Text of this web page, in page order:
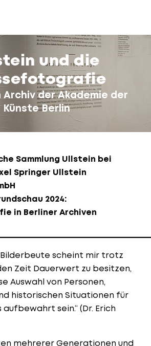
und die
Archiv der Akademie der
Künste Berlin
Sammlung Ullstein bei
Springer Ullstein
2024:
in Berliner Archiven
Bilderbeute scheint mir trotz
Zeit Dauerwert zu besitzen,
Auswahl von Personen,
historischen Situationen für
sein.“ (Dr. Erich
mehrerer Generationen und